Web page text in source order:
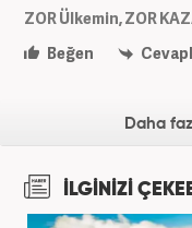
ZOR Ülkemin, ZOR
Beğen
Daha
İLGİNİZİ